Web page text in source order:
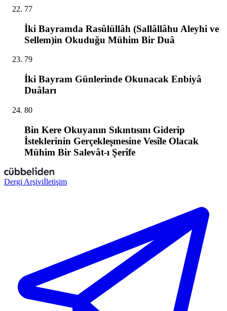
77
İki Bayramda Rasûlüllâh (Sallâllâhu Aleyhi ve
Sellem)in Okuduğu Mühim Bir Duâ
79
İki Bayram Günlerinde Okunacak Enbiyâ
Duâları
80
Bin Kere Okuyanın Sıkıntısını Giderip
İsteklerinin Gerçekleşmesine Vesîle Olacak
Mühim Bir Salevât-ı Şerîfe
Dergi Arşiviİletişim